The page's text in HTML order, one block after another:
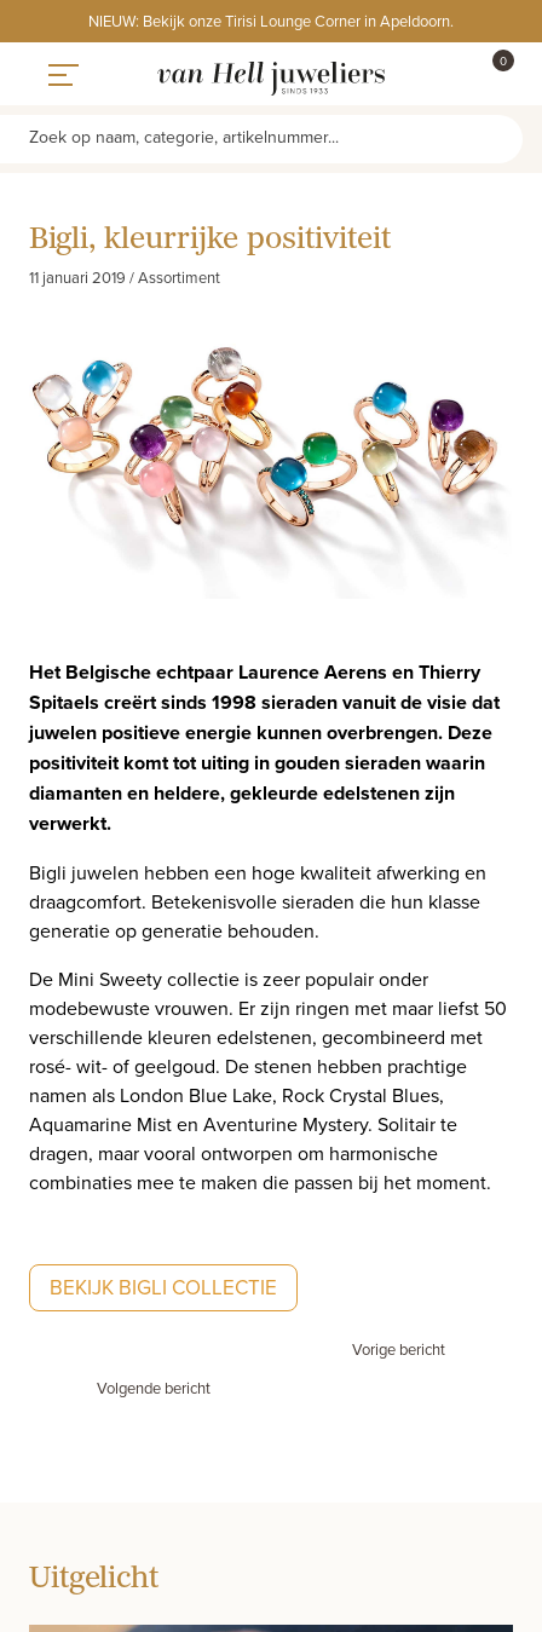
to
content
NIEUW: Bekijk onze Tirisi Lounge Corner in Apeldoorn.
0
Zoek op naam, categorie, artikelnummer...
Bigli, kleurrijke positiviteit
11 januari 2019 / Assortiment
Het Belgische echtpaar Laurence Aerens en Thierry
Spitaels creërt sinds 1998 sieraden vanuit de visie dat
juwelen positieve energie kunnen overbrengen. Deze
positiviteit komt tot uiting in gouden sieraden waarin
diamanten en heldere, gekleurde edelstenen zijn
verwerkt.
Bigli juwelen hebben een hoge kwaliteit afwerking en
draagcomfort. Betekenisvolle sieraden die hun klasse
generatie op generatie behouden.
De Mini Sweety collectie is zeer populair onder
modebewuste vrouwen. Er zijn ringen met maar liefst 50
verschillende kleuren edelstenen, gecombineerd met
rosé- wit- of geelgoud. De stenen hebben prachtige
namen als London Blue Lake, Rock Crystal Blues,
Aquamarine Mist en Aventurine Mystery. Solitair te
dragen, maar vooral ontworpen om harmonische
combinaties mee te maken die passen bij het moment.
BEKIJK BIGLI COLLECTIE
Vorige bericht
Volgende bericht
Uitgelicht